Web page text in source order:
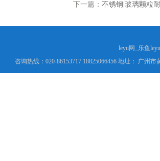
下一篇： 不锈钢|玻璃颗粒
leyu网_乐鱼
咨询热线：020-86153717 18825066456 地址： 广州